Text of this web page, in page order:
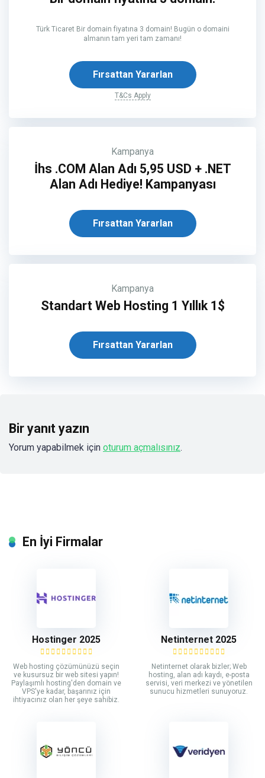
Türk Ticaret Bir domain fiyatına 3 domain! Bugün o domaini
almanın tam yeri tam zamanı!
Fırsattan Yararlan
T&Cs Apply
Kampanya
İhs .COM Alan Adı 5,95 USD + .NET
Alan Adı Hediye! Kampanyası
Fırsattan Yararlan
Kampanya
Standart Web Hosting 1 Yıllık 1$
Fırsattan Yararlan
Bir yanıt yazın
Yorum yapabilmek için oturum açmalısınız.
En İyi Firmalar
Hostinger 2025
Web hosting çözümünüzü seçin
ve kusursuz bir web sitesi yapın!
Paylaşımlı hosting'den domain ve
VPS'ye kadar, başarınız için
ihtiyacınız olan her şeye sahibiz.
Netinternet 2025
Netinternet olarak bizler; Web
hosting, alan adı kaydı, e-posta
servisi, veri merkezi ve yönetilen
sunucu hizmetleri sunuyoruz.